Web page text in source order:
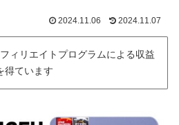
2024.11.06 2024.11.07
ィリエイトプログラムによる収益
得ています